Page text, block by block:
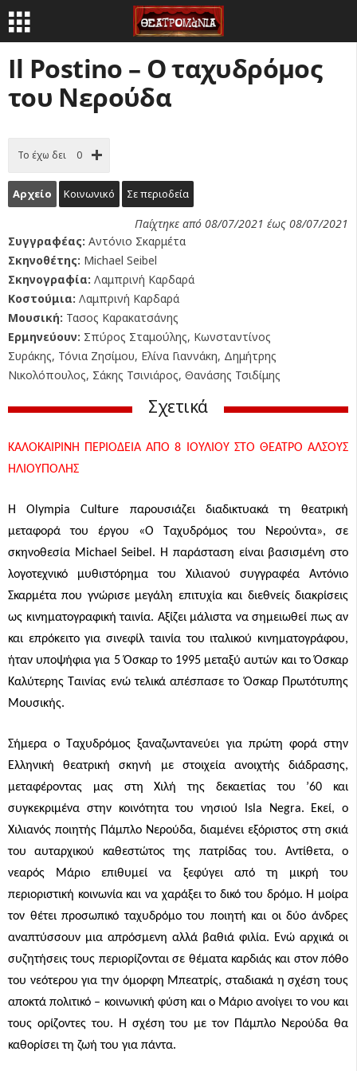
Il Postino – Ο ταχυδρόμος
του Νερούδα
Το έχω δει 0
Αρχείο Κοινωνικό Σε περιοδεία
Παίχτηκε από 08/07/2021 έως 08/07/2021
Συγγραφέας: Αντόνιο Σκαρμέτα
Σκηνοθέτης: Michael Seibel
Σκηνογραφία: Λαμπρινή Καρδαρά
Κοστούμια: Λαμπρινή Καρδαρά
Μουσική: Τασος Καρακατσάνης
Ερμηνεύουν: Σπύρος Σταμούλης, Κωνσταντίνος
Συράκης, Τόνια Ζησίμου, Ελίνα Γιαννάκη, Δημήτρης
Νικολόπουλος, Σάκης Τσινιάρος, Θανάσης Τσιδίμης
Σχετικά
ΚΑΛΟΚΑΙΡΙΝΗ ΠΕΡΙΟΔΕΙA ΑΠΟ 8 ΙΟΥΛΙΟΥ ΣΤΟ ΘΕΑΤΡΟ ΑΛΣΟΥΣ
ΗΛΙΟΥΠΟΛΗΣ
ΗOlympia Culture παρουσιάζει διαδικτυακά τη θεατρική
μεταφορά του έργου «Ο Ταχυδρόμος του Νερούντα», σε
σκηνοθεσία Michael Seibel . Η παράσταση είναι βασισμένη στο
λογοτεχνικό μυθιστόρημα του Χιλιανού συγγραφέα Αντόνιο
Σκαρμέτα που γνώρισε μεγάλη επιτυχία και διεθνείς διακρίσεις
ως κινηματογραφική ταινία. Αξίζει μάλιστα να σημειωθεί πως αν
και επρόκειτο για σινεφίλ ταινία του ιταλικού κινηματογράφου,
ήταν υποψήφια για 5 Όσκαρ το 1995 μεταξύ αυτών και το Όσκαρ
Καλύτερης Ταινίας ενώ τελικά απέσπασε το Όσκαρ Πρωτότυπης
Μουσικής.
Σήμερα ο Ταχυδρόμος ξαναζωντανεύει για πρώτη φορά στην
Ελληνική θεατρική σκηνή με στοιχεία ανοιχτής διάδρασης,
μεταφέροντας μας στη Χιλή της δεκαετίας του ’60 και
συγκεκριμένα στην κοινότητα του νησιού
Isla Negra. Εκεί, ο
Χιλιανός ποιητής Πάμπλο Νερούδα, διαμένει εξόριστος στη σκιά
του αυταρχικού καθεστώτος της πατρίδας του. Αντίθετα, ο
νεαρός Μάριο επιθυμεί να ξεφύγει από τη μικρή του
περιοριστική κοινωνία και να χαράξει το δικό του δρόμο. Η μοίρα
τον θέτει προσωπικό ταχυδρόμο του ποιητή και οι δύο άνδρες
αναπτύσσουν μια απρόσμενη αλλά βαθιά φιλία. Ενώ αρχικά οι
συζητήσεις τους περιορίζονται σε θέματα καρδιάς και στον πόθο
του νεότερου για την όμορφη Μπεατρίς, σταδιακά η σχέση τους
αποκτά πολιτικό – κοινωνική φύση και ο Μάριο ανοίγει το νου και
τους ορίζοντες του. Η σχέση του με τον Πάμπλο Νερούδα θα
καθορίσει τη ζωή του για πάντα.